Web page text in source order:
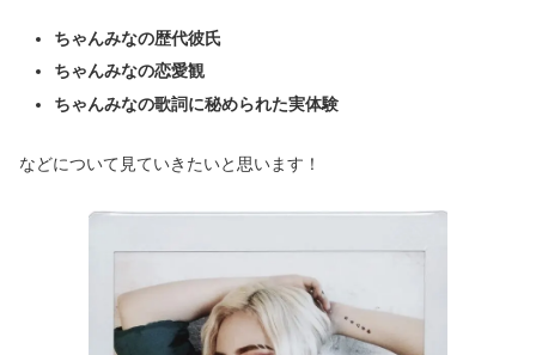
ちゃんみなの歴代彼氏
ちゃんみなの恋愛観
ちゃんみなの歌詞に秘められた実体験
などについて見ていきたいと思います！